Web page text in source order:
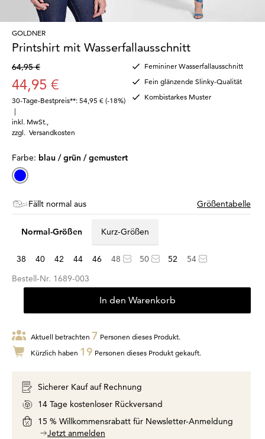
GOLDNER
Printshirt mit Wasserfallausschnitt
64,95 €
44,95 €
30-Tage-Bestpreis**: 54,95 € (-18%)
|
inkl. MwSt.
zzgl. Versandkosten
Femininer Wasserfallausschnitt
Fein glänzende Slinky-Qualität
Kombistarkes Muster
Farbe: blau / grün / gemustert
Fällt normal aus Größentabelle
Normal-Größen Kurz-Größen
38 40 42 44 46 48 50 52
54
Bestell-Nr. 1689-003
In den Warenkorb
Aktuell betrachten 7 Personen dieses Produkt.
Kürzlich haben 19 Personen dieses Produkt gekauft.
Sicherer Kauf auf Rechnung
14 Tage kostenloser Rückversand
15 % Willkommensrabatt für Newsletter-Anmeldung
Jetzt anmelden